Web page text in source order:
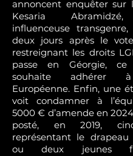
annoncent enquêter sur
Kesaria
influenceuse transgenre,
deux jours après le
restreignant les droits
passe en Géorgie,
souhaite adhérer à
Européenne. Enfin, une
voit condamner à
5000 € d’amende en
posté, en 2019,
représentant le drapeau
ou deux jeunes